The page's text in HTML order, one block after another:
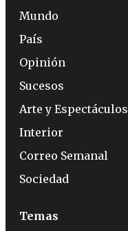
Mundo
País
Opinión
Sucesos
Arte y Espectáculos
Interior
Correo Semanal
Sociedad
Temas